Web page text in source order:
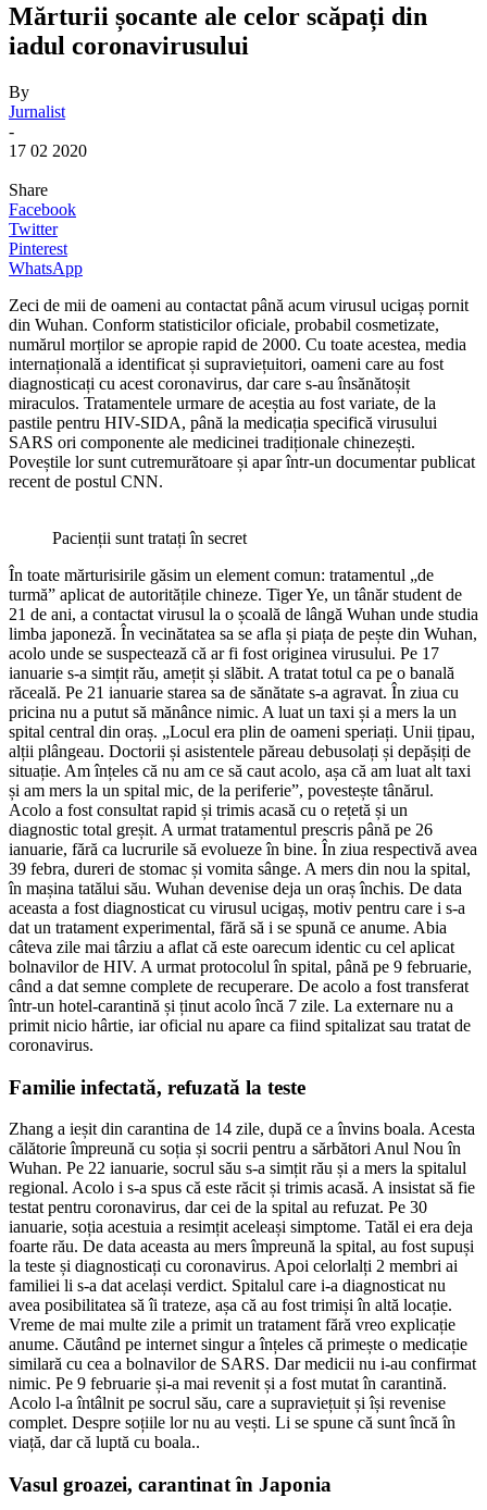
Mărturii șocante ale celor scăpați din
iadul coronavirusului
By
Jurnalist
-
17 02 2020
Share
Facebook
Twitter
Pinterest
WhatsApp
Zeci de mii de oameni au contactat până acum virusul ucigaș pornit
din Wuhan. Conform statisticilor oficiale, probabil cosmetizate,
numărul morților se apropie rapid de 2000. Cu toate acestea, media
internațională a identificat și supraviețuitori, oameni care au fost
diagnosticați cu acest coronavirus, dar care s-au însănătoșit
miraculos. Tratamentele urmare de aceștia au fost variate, de la
pastile pentru HIV-SIDA, până la medicația specifică virusului
SARS ori componente ale medicinei tradiționale chinezești.
Poveștile lor sunt cutremurătoare și apar într-un documentar publicat
recent de postul CNN.
Pacienții sunt tratați în secret
În toate mărturisirile găsim un element comun: tratamentul „de
turmă” aplicat de autoritățile chineze. Tiger Ye, un tânăr student de
21 de ani, a contactat virusul la o școală de lângă Wuhan unde studia
limba japoneză. În vecinătatea sa se afla și piața de pește din Wuhan,
acolo unde se suspectează că ar fi fost originea virusului. Pe 17
ianuarie s-a simțit rău, amețit și slăbit. A tratat totul ca pe o banală
răceală. Pe 21 ianuarie starea sa de sănătate s-a agravat. În ziua cu
pricina nu a putut să mănânce nimic. A luat un taxi și a mers la un
spital central din oraș. „Locul era plin de oameni speriați. Unii țipau,
alții plângeau. Doctorii și asistentele păreau debusolați și depășiți de
situație. Am înțeles că nu am ce să caut acolo, așa că am luat alt taxi
și am mers la un spital mic, de la periferie”, povestește tânărul.
Acolo a fost consultat rapid și trimis acasă cu o rețetă și un
diagnostic total greșit. A urmat tratamentul prescris până pe 26
ianuarie, fără ca lucrurile să evolueze în bine. În ziua respectivă avea
39 febra, dureri de stomac și vomita sânge. A mers din nou la spital,
în mașina tatălui său. Wuhan devenise deja un oraș închis. De data
aceasta a fost diagnosticat cu virusul ucigaș, motiv pentru care i s-a
dat un tratament experimental, fără să i se spună ce anume. Abia
câteva zile mai târziu a aflat că este oarecum identic cu cel aplicat
bolnavilor de HIV. A urmat protocolul în spital, până pe 9 februarie,
când a dat semne complete de recuperare. De acolo a fost transferat
într-un hotel-carantină și ținut acolo încă 7 zile. La externare nu a
primit nicio hârtie, iar oficial nu apare ca fiind spitalizat sau tratat de
coronavirus.
Familie infectată, refuzată la teste
Zhang a ieșit din carantina de 14 zile, după ce a învins boala. Acesta
călătorie împreună cu soția și socrii pentru a sărbători Anul Nou în
Wuhan. Pe 22 ianuarie, socrul său s-a simțit rău și a mers la spitalul
regional. Acolo i s-a spus că este răcit și trimis acasă. A insistat să fie
testat pentru coronavirus, dar cei de la spital au refuzat. Pe 30
ianuarie, soția acestuia a resimțit aceleași simptome. Tatăl ei era deja
foarte rău. De data aceasta au mers împreună la spital, au fost supuși
la teste și diagnosticați cu coronavirus. Apoi celorlalți 2 membri ai
familiei li s-a dat același verdict. Spitalul care i-a diagnosticat nu
avea posibilitatea să îi trateze, așa că au fost trimiși în altă locație.
Vreme de mai multe zile a primit un tratament fără vreo explicație
anume. Căutând pe internet singur a înțeles că primește o medicație
similară cu cea a bolnavilor de SARS. Dar medicii nu i-au confirmat
nimic. Pe 9 februarie și-a mai revenit și a fost mutat în carantină.
Acolo l-a întâlnit pe socrul său, care a supraviețuit și își revenise
complet. Despre soțiile lor nu au vești. Li se spune că sunt încă în
viață, dar că luptă cu boala..
Vasul groazei, carantinat în Japonia